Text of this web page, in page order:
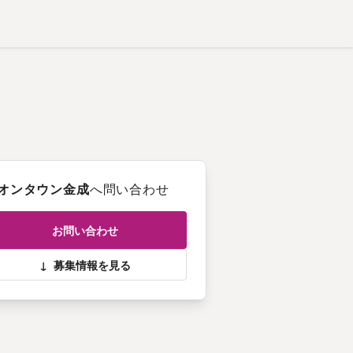
ンタウン金成へ問い合わせ
お問い合わせ
↓ 募集情報を見る